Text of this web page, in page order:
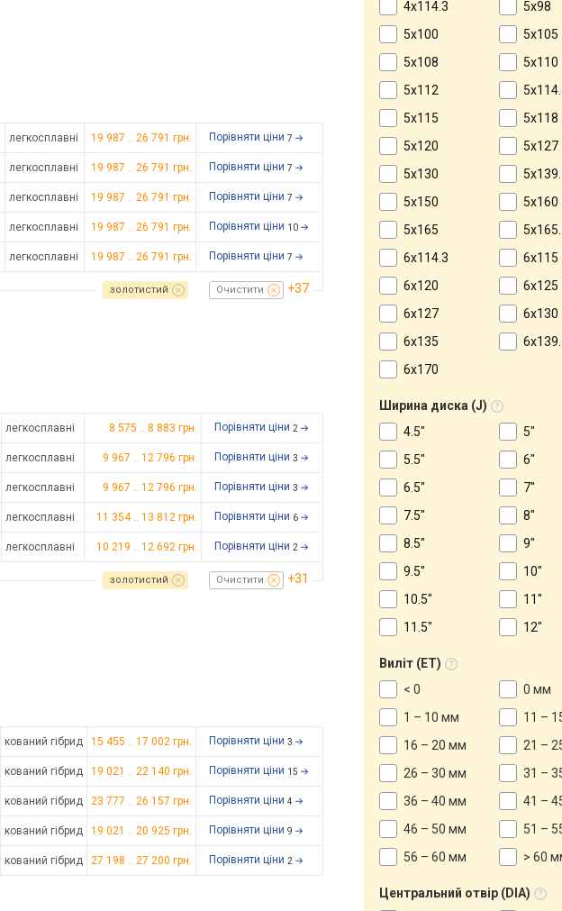
легкосплавні 19 987 .. 26 791 грн. Порівняти ціни 7
легкосплавні 19 987 .. 26 791 грн. Порівняти ціни 7
легкосплавні 19 987 .. 26 791 грн. Порівняти ціни 7
легкосплавні 19 987 .. 26 791 грн. Порівняти ціни 10
легкосплавні 19 987 .. 26 791 грн. Порівняти ціни 7
золотистий Очистити +37
легкосплавні 8 575 .. 8 883 грн. Порівняти ціни 2
легкосплавні 9 967 .. 12 796 грн. Порівняти ціни 3
легкосплавні 9 967 .. 12 796 грн. Порівняти ціни 3
легкосплавні 11 354 .. 13 812 грн. Порівняти ціни 6
легкосплавні 10 219 .. 12 692 грн. Порівняти ціни 2
золотистий Очистити +31
кований гібрид 15 455 .. 17 002 грн. Порівняти ціни 3
кований гібрид 19 021 .. 22 140 грн. Порівняти ціни 15
кований гібрид 23 777 .. 26 157 грн. Порівняти ціни 4
кований гібрид 19 021 .. 20 925 грн. Порівняти ціни 9
кований гібрид 27 198 .. 27 200 грн. Порівняти ціни 2
4x114.3
5x98
5x100
5x105
5x108
5x110
5x112
5x115
5x118
5x120
5x127
5x130
5x150
5x160
5x165
6x114.3
6x115
6x120
6x125
6x127
6x130
6x135
6x170
Ширина диска (J)
4.5"
5"
5.5"
6"
6.5"
7"
7.5"
8"
8.5"
9"
9.5"
10"
10.5"
11"
11.5"
12"
Виліт (ET)
< 0
0 мм
1 – 10 мм
11 –
16 – 20 мм
21 –
26 – 30 мм
31 –
36 – 40 мм
41 –
46 – 50 мм
51 –
56 – 60 мм
> 60
Центральний отвір (DIA)